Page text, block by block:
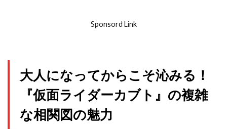
Sponsord Link
大人になってからこそ沁みる！
『仮面ライダーカブト』の複雑
な相関図の魅力